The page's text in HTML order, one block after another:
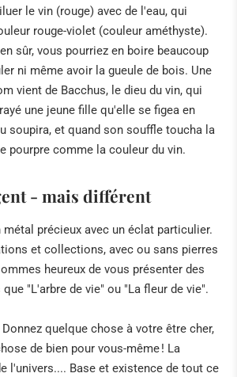
le vin (rouge) avec de l'eau, qui
rouge-violet (couleur améthyste).
sûr, vous pourriez en boire beaucoup
ni même avoir la gueule de bois. Une
vient de Bacchus, le dieu du vin, qui
une jeune fille qu'elle se figea en
soupira, et quand son souffle toucha la
pourpre comme la couleur du vin.
- mais différent
métal précieux avec un éclat particulier.
et collections, avec ou sans pierres
heureux de vous présenter des
"L'arbre de vie" ou "La fleur de vie".
quelque chose à votre être cher,
de bien pour vous-même ! La
l'univers.... Base et existence de tout ce